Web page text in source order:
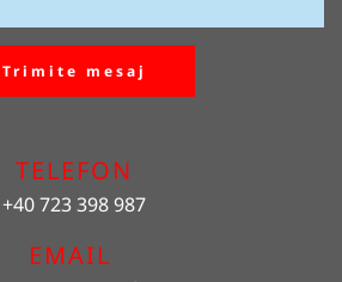
Trimite mesaj
TELEFON
+40 723 398 987
EMAIL